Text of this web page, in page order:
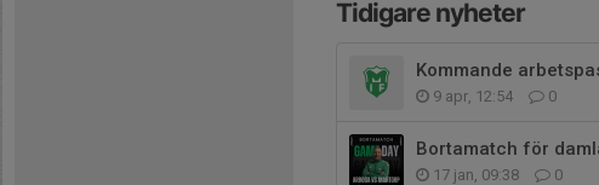
Tidigare nyheter
Kommande
9 apr, 12:54 0
Bortamatch för
17 jan, 09:38 0